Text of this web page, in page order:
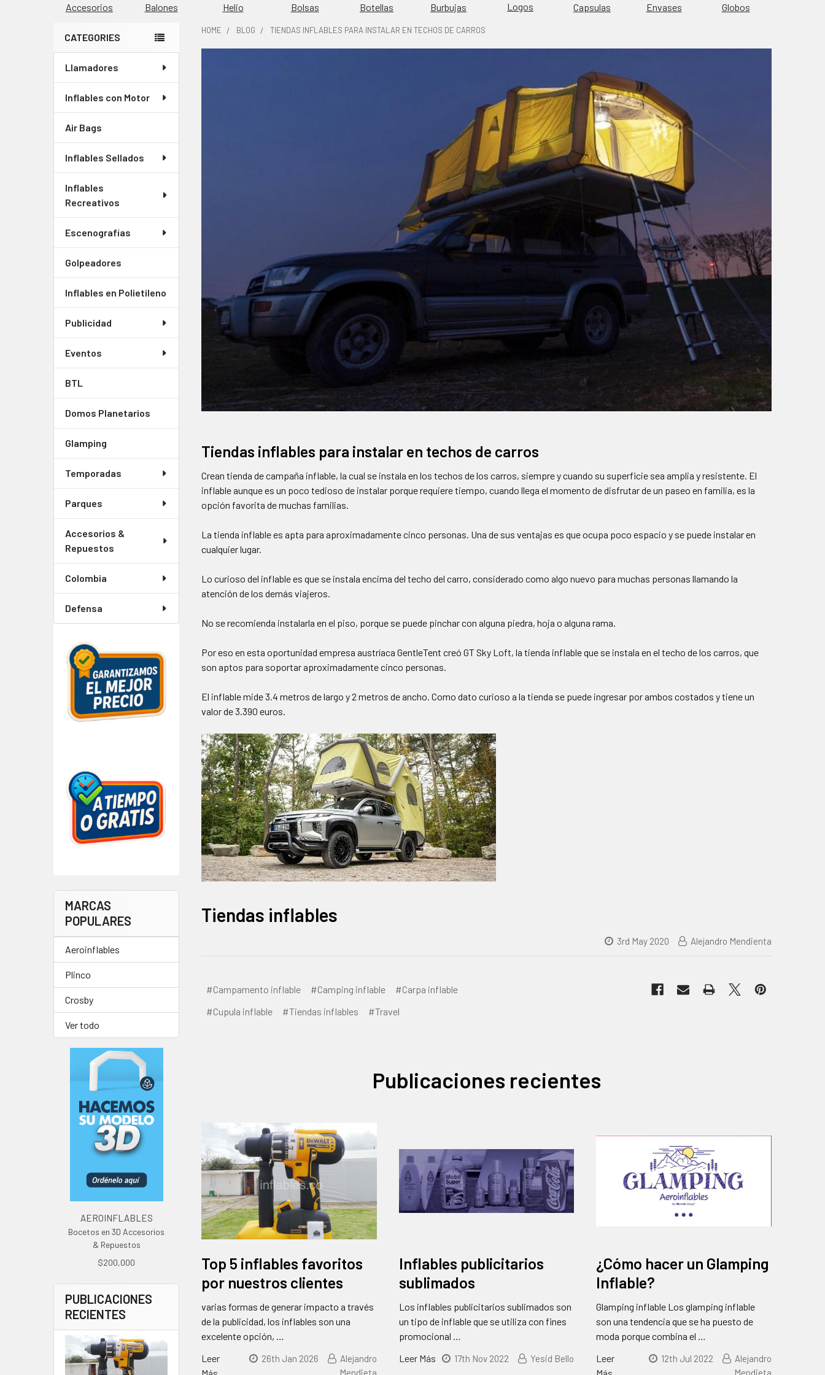
Accesorios Balones Helio Bolsas Botellas Burbujas Logos Capsulas Envases Globos
Barra
lateral
CATEGORIES
Llamadores
Inflables con Motor
Air Bags
Inflables Sellados
Inflables
Recreativos
Escenografías
Golpeadores
Inflables en Polietileno
Publicidad
Eventos
BTL
Domos Planetarios
Glamping
Temporadas
Parques
Accesorios &
Repuestos
Colombia
Defensa
MARCAS
POPULARES
Aeroinflables
Plinco
Crosby
Ver todo
AEROINFLABLES
Bocetos en 3D Accesorios
& Repuestos
$200,000
PUBLICACIONES
RECIENTES
HOME BLOG TIENDAS INFLABLES PARA INSTALAR EN TECHOS DE CARROS
Tiendas inflables para instalar en techos de carros
Crean tienda de campaña inflable, la cual se instala en los techos de los carros, siempre y cuando su superficie sea amplia y resistente. El
inflable aunque es un poco tedioso de instalar porque requiere tiempo, cuando llega el momento de disfrutar de un paseo en familia, es la
opción favorita de muchas familias.
La tienda inflable es apta para aproximadamente cinco personas. Una de sus ventajas es que ocupa poco espacio y se puede instalar en
cualquier lugar.
Lo curioso del inflable es que se instala encima del techo del carro, considerado como algo nuevo para muchas personas llamando la
atención de los demás viajeros.
No se recomienda instalarla en el piso, porque se puede pinchar con alguna piedra, hoja o alguna rama.
Por eso en esta oportunidad empresa austríaca GentleTent creó GT Sky Loft, la tienda inflable que se instala en el techo de los carros, que
son aptos para soportar aproximadamente cinco personas.
El inflable mide 3.4 metros de largo y 2 metros de ancho. Como dato curioso a la tienda se puede ingresar por ambos costados y tiene un
valor de 3.390 euros.
Tiendas inflables
3rd May 2020 Alejandro Mendienta
#Campamento inflable #Camping inflable
#Carpa inflable
#Cupula inflable
#Tiendas inflables #Travel
Publicaciones recientes
Top 5 inflables favoritos
por nuestros clientes
varias formas de generar impacto a través
de la publicidad, los inflables son una
excelente opción, …
Leer
26th Jan 2026
Alejandro
Mendieta
Inflables publicitarios
sublimados
Los inflables publicitarios sublimados son
un tipo de inflable que se utiliza con fines
promocional …
Leer Más
17th Nov 2022 Yesid Bello
¿Cómo hacer un Glamping
Inflable?
Glamping inflable Los glamping inflable
son una tendencia que se ha puesto de
moda porque combina el …
Leer
12th Jul 2022
Alejandro
Mendieta